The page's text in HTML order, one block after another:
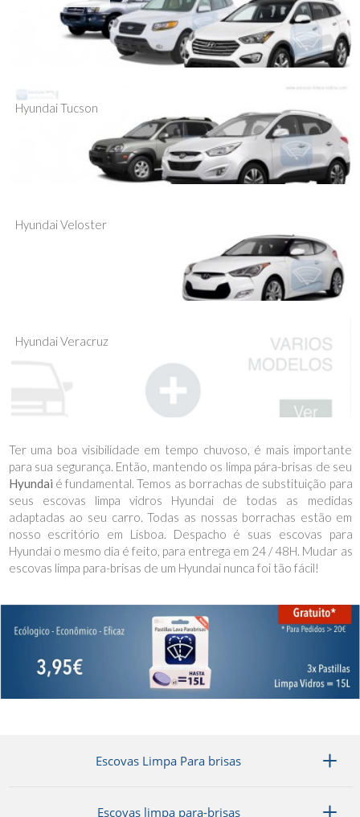
Hyundai Tucson
Hyundai Veloster
Hyundai Veracruz
Ter uma boa visibilidade em tempo chuvoso, é mais importante
para sua segurança. Então, mantendo os limpa pára-brisas de seu
Hyundai é fundamental. Temos as borrachas de substituição para
seus escovas limpa vidros Hyundai de todas as medidas
adaptadas ao seu carro. Todas as nossas borrachas estão em
nosso escritório em Lisboa. Despacho é suas escovas para
Hyundai o mesmo dia é feito, para entrega em 24 / 48H. Mudar as
escovas limpa para-brisas de um Hyundai nunca foi tão fácil!
Escovas Limpa Para brisas
Escovas limpa para-brisas